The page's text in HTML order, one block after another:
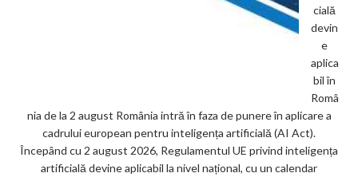
cială
devin
e
aplica
bil în
Româ
nia de la 2 august România intră în faza de punere în aplicare a
cadrului european pentru inteligența artificială (AI Act).
Începând cu 2 august 2026, Regulamentul UE privind inteligența
artificială devine aplicabil la nivel național, cu un calendar